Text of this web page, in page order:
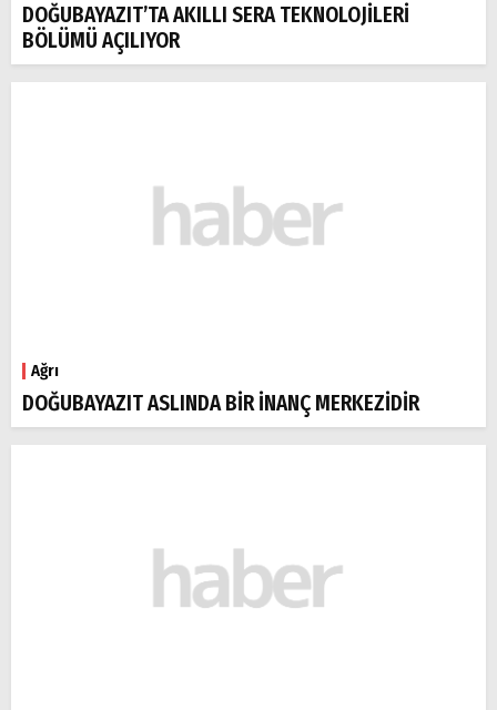
DOĞUBAYAZIT’TA AKILLI SERA TEKNOLOJİLERİ
BÖLÜMÜ AÇILIYOR
Ağrı
DOĞUBAYAZIT ASLINDA BİR İNANÇ MERKEZİDİR